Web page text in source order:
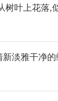
树叶上花落,
淡雅干净